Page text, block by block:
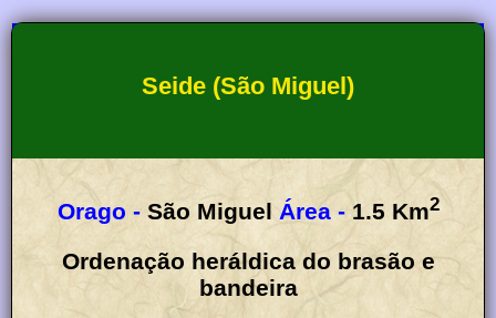
Seide (São Miguel)
Orago - São Miguel Área - 1.5 Km2
Ordenação heráldica do brasão e
bandeira